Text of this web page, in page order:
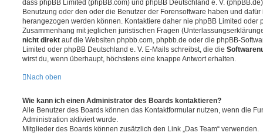
dass phpBB Limited (phpBB.com) und phpBB Deutschland e. V.
Benutzung oder den oder die Benutzer der Forensoftware haben und
herangezogen werden können. Kontaktiere daher nie phpBB Limited oder
Zusammenhang mit jeglichen juristischen Fragen
nicht direkt auf die Websiten phpbb.com, phpbb.de oder die phpBB-
Limited oder phpBB Deutschland e. V. E-Mails schreibst, die die
wirst du, wenn überhaupt, höchstens eine knappe Antwort erhalten.
Nach oben
Wie kann ich einen Administrator des Boards kontaktieren?
Alle Benutzer des Boards können das Kontaktformular nutzen, wenn die
Administration aktiviert wurde.
Mitglieder des Boards können zusätzlich den Link „Das Team“ verwenden.